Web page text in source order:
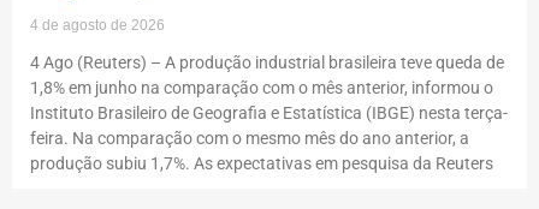
4 de agosto de 2026
4 Ago (Reuters) – A produção industrial brasileira teve queda de
1,8% em junho na comparação com o mês anterior, informou o
Instituto Brasileiro de Geografia e Estatística (IBGE) nesta terça-
feira. Na comparação com o mesmo mês do ano anterior, a
produção subiu 1,7%. As expectativas em pesquisa da Reuters